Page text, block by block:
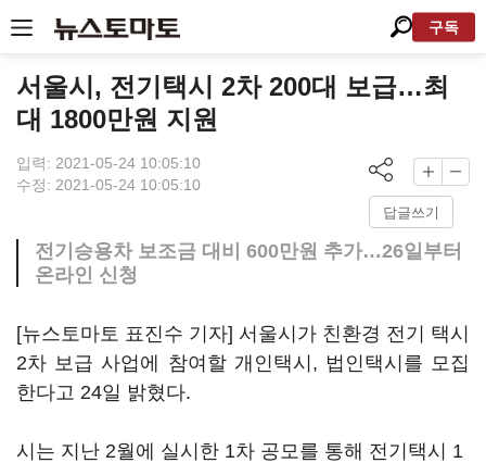
구독
서울시, 전기택시 2차 200대 보급…최
대 1800만원 지원
입력: 2021-05-24 10:05:10
수정: 2021-05-24 10:05:10
답글쓰기
전기승용차 보조금 대비 600만원 추가…26일부터
온라인 신청
[뉴스토마토 표진수 기자] 서울시가 친환경 전기 택시
2차 보급 사업에 참여할 개인택시, 법인택시를 모집
한다고 24일 밝혔다.
시는 지난 2월에 실시한 1차 공모를 통해 전기택시 1